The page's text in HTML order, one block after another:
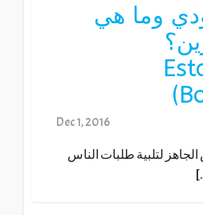
وما هي
Dec 1, 2016
لتلبية طلبات الناس